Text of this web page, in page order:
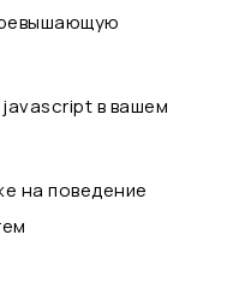
в вашем
на поведение